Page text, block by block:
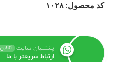
کد محصول: ۱۰۲۸
پشتیبان سایت آنلاین
ارتباط سریعتر با ما